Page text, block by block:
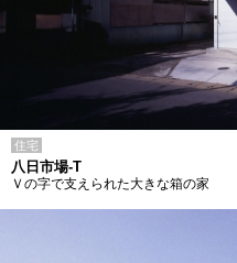
住宅
八日市場-T
Ｖの字で支えられた大きな箱の家